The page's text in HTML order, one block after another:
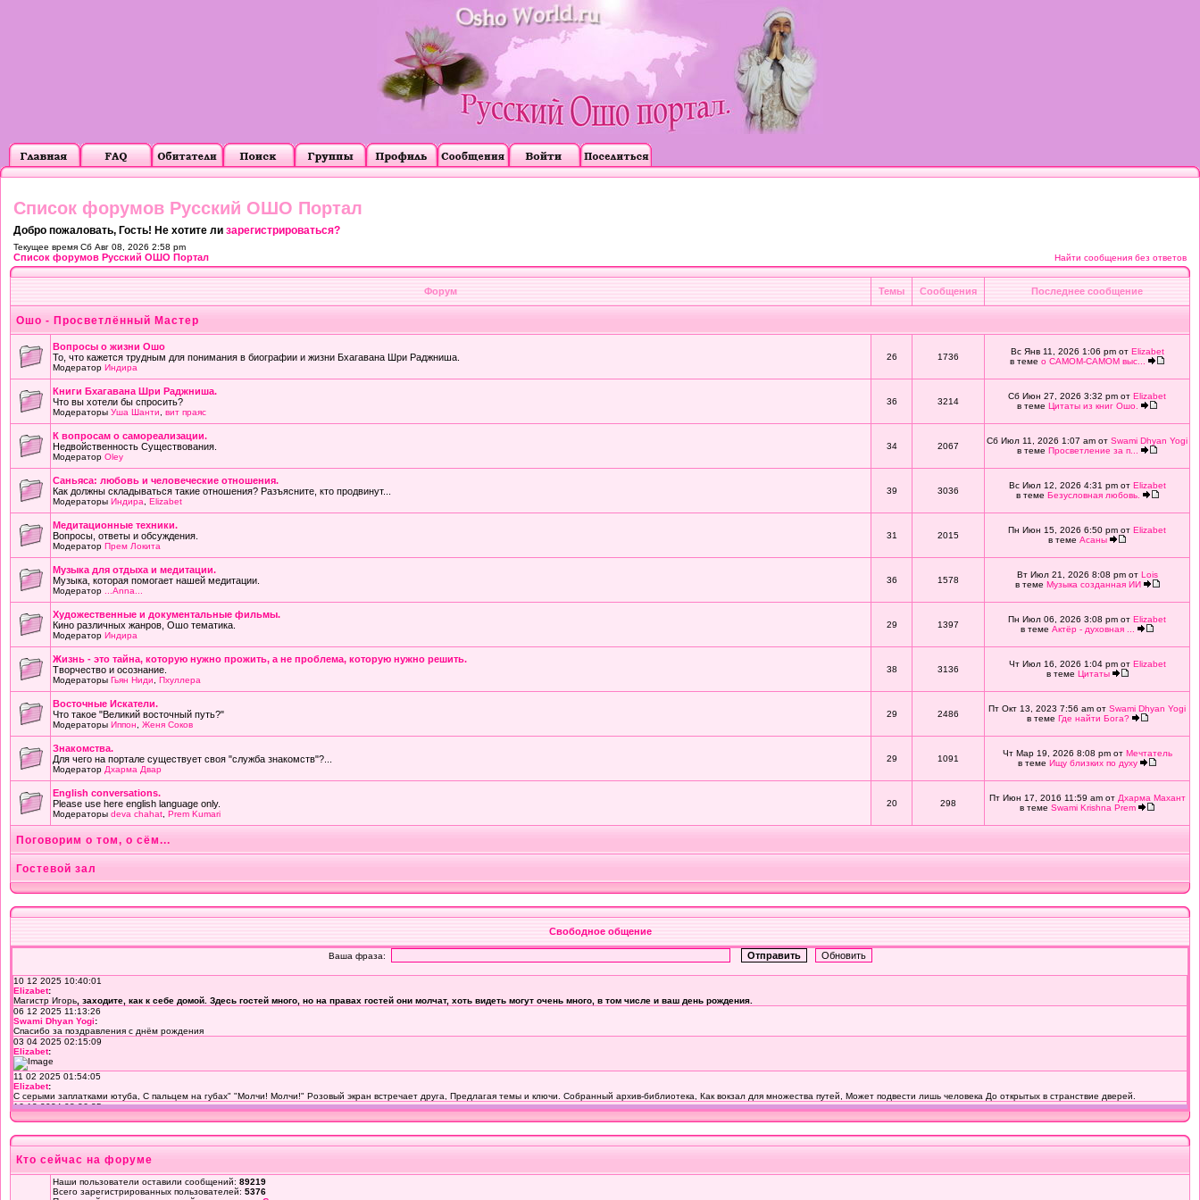
Список форумов Русский ОШО Портал
Добро пожаловать, Гость! Не хотите ли зарегистрироваться?
Текущее время Сб Авг 08, 2026 2:58 pm
Список форумов Русский ОШО Портал Найти сообщения без ответов
Форум Темы Сообщения Последнее сообщение
Ошо - Просветлённый Мастер
Вопросы о жизни Ошо
То, что кажется трудным для понимания в биографии и жизни Бхагавана Шри Раджниша.
Модератор Индира
26 1736
Вс Янв 11, 2026 1:06 pm от Elizabet
в теме о САМОМ-САМОМ выс...
Книги Бхагавана Шри Раджниша.
Что вы хотели бы спросить?
Модераторы Уша Шанти вит праяс
36 3214
Сб Июн 27, 2026 3:32 pm от Elizabet
в теме Цитаты из книг Ошо.
К вопросам о самореализации.
Недвойственность Существования.
Модератор Oley
34 2067
Сб Июл 11, 2026 1:07 am от Swami Dhyan Yogi
в теме Просветление за п...
Саньяса: любовь и человеческие отношения.
Как должны складываться такие отношения? Разъясните, кто продвинут...
Модераторы Индира Elizabet
39 3036
Вс Июл 12, 2026 4:31 pm от Elizabet
в теме Безусловная любовь.
Медитационные техники.
Вопросы, ответы и обсуждения.
Модератор Прем Локита
31 2015
Пн Июн 15, 2026 6:50 pm от Elizabet
в теме Асаны
Музыка для отдыха и медитации.
Музыка, которая помогает нашей медитации.
Модератор ...Anna...
36 1578
Вт Июл 21, 2026 8:08 pm от Lois
в теме Музыка созданная ИИ
Художественные и документальные фильмы.
Кино различных жанров, Ошо тематика.
Модератор Индира
29 1397
Пн Июл 06, 2026 3:08 pm от Elizabet
в теме Актёр - духовная ...
Жизнь - это тайна, которую нужно прожить, а не проблема, которую нужно решить.
Творчество и осознание.
Модераторы Гьян Ниди Пхуллера
38 3136
Чт Июл 16, 2026 1:04 pm от Elizabet
в теме Цитаты
Восточные Искатели.
Что такое "Великий восточный путь?"
Модераторы Иппон Женя Соков
29 2486
Пт Окт 13, 2023 7:56 am от Swami Dhyan Yogi
в теме Где найти Бога?
Знакомства.
Для чего на портале существует своя "служба знакомств"?...
Модератор Дхарма Двар
29 1091
Чт Мар 19, 2026 8:08 pm от Мечтатель
в теме Ищу близких по духу
English conversations.
Please use here english language only.
Модераторы deva chahat Prem Kumari
20 298
Пт Июн 17, 2016 11:59 am от Дхарма Махант
в теме Swami Krishna Prem
Поговорим о том, о сём...
Гостевой зал
Свободное общение
Кто сейчас на форуме
Наши пользователи оставили сообщений: 89219
Всего зарегистрированных пользователей: 5376